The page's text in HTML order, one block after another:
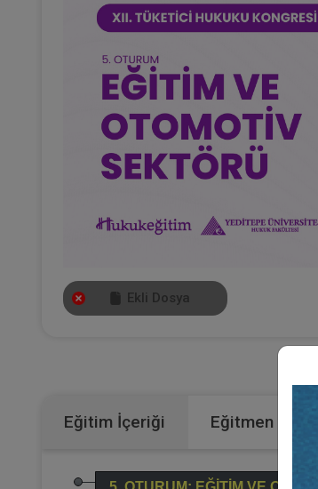
Ekli Dosya
Eğitim İçeriği Eğitmen